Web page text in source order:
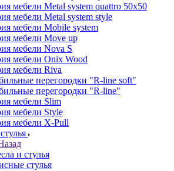
мебели Metal system quattro 50x50
мебели Metal system style
мебели Mobile system
мебели Move up
мебели Nova S
мебели Onix Wood
мебели Riva
перегородки "R-line soft"
перегородки "R-line"
мебели Slim
мебели Style
мебели X-Pull
и стулья
стулья